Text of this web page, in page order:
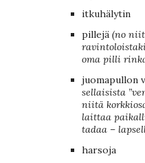
itkuhälytin
pillejä (no
oma pilli
juomapullon
sellaisista
niitä
laittaa
tadaa –
harsoja